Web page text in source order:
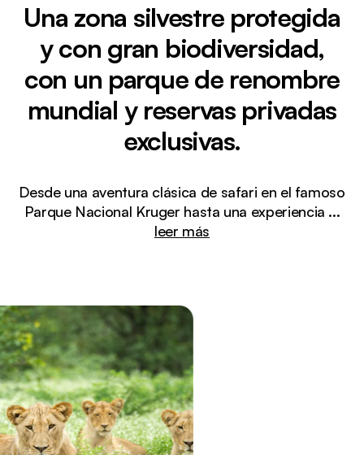
Una zona silvestre protegida
y con gran biodiversidad,
con un parque de renombre
mundial y reservas privadas
exclusivas.
Desde una aventura clásica de safari en el famoso
Parque Nacional Kruger hasta una experiencia ...
leer más